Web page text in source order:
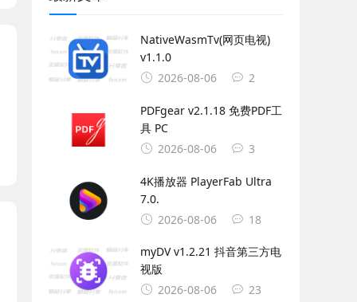
NativeWasmTv(网页电视)
v1.1.0
2026-08-06
2
PDFgear v2.1.18 免费PDF工
具 PC
2026-08-06
3
4K播放器 PlayerFab Ultra
7.0.
2026-08-06
18
myDV v1.2.21 抖音第三方电
视版
2026-08-06
23